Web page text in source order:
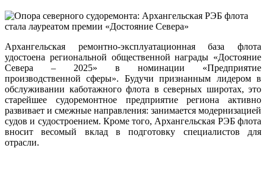
Архангельская ремонтно-эксплуатационная база флота
удостоена региональной общественной награды «Достояние
Севера – 2025» в номинации «Предприятие
производственной сферы». Будучи признанным лидером в
обслуживании каботажного флота в северных широтах, это
старейшее судоремонтное предприятие региона активно
развивает и смежные направления: занимается модернизацией
судов и судостроением. Кроме того, Архангельская РЭБ флота
вносит весомый вклад в подготовку специалистов для
отрасли.